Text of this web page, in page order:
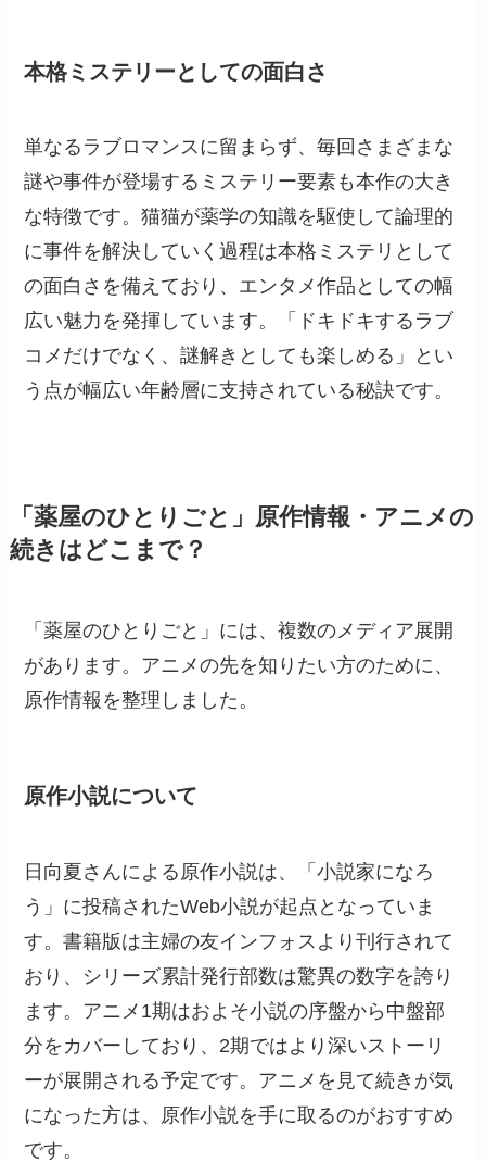
本格ミステリーとしての面白さ
単なるラブロマンスに留まらず、毎回さまざまな
謎や事件が登場するミステリー要素も本作の大き
な特徴です。猫猫が薬学の知識を駆使して論理的
に事件を解決していく過程は本格ミステリとして
の面白さを備えており、エンタメ作品としての幅
広い魅力を発揮しています。「ドキドキするラブ
コメだけでなく、謎解きとしても楽しめる」とい
う点が幅広い年齢層に支持されている秘訣です。
「薬屋のひとりごと」原作情報・アニメの
続きはどこまで？
「薬屋のひとりごと」には、複数のメディア展開
があります。アニメの先を知りたい方のために、
原作情報を整理しました。
原作小説について
日向夏さんによる原作小説は、「小説家になろ
う」に投稿されたWeb小説が起点となっていま
す。書籍版は主婦の友インフォスより刊行されて
おり、シリーズ累計発行部数は驚異の数字を誇り
ます。アニメ1期はおよそ小説の序盤から中盤部
分をカバーしており、2期ではより深いストーリ
ーが展開される予定です。アニメを見て続きが気
になった方は、原作小説を手に取るのがおすすめ
です。